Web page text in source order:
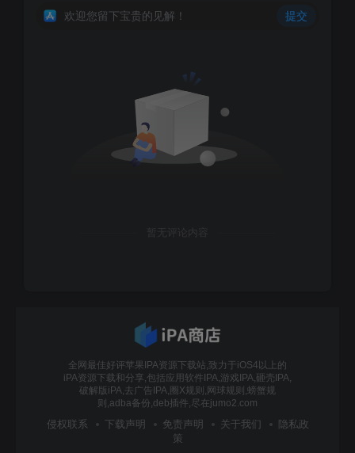
欢迎您留下宝贵的见解！ 提交
暂无评论内容
全网最佳好评苹果IPA资源下载站,致力于iOS4以上的
iPA资源下载和分享,包括应用软件IPA,游戏IPA,砸壳IPA,
破解版iPA,去广告IPA,圈X规则,网球规则,螃蟹规
则,adba备份,deb插件,尽在jumo2.com
侵权联系 下载声明 免责声明 关于我们
隐私政
策